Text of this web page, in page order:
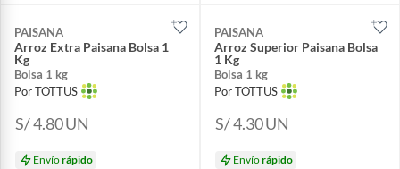
PAISANA
Arroz Extra Paisana Bolsa 1
Kg
Bolsa 1 kg
Por TOTTUS
S/ 4.80UN
Envíorápido
PAISANA
Arroz Superior Paisana Bolsa
1 Kg
Bolsa 1 kg
Por TOTTUS
S/ 4.30UN
Envíorápido